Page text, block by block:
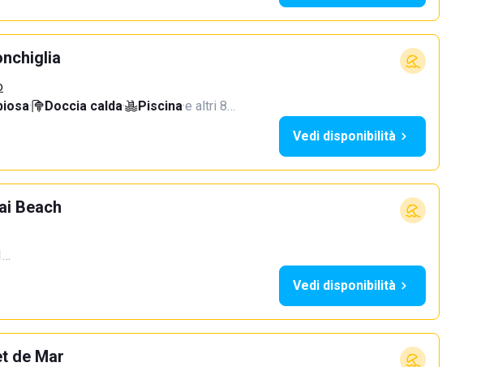
· Doccia calda· Piscina·e altri 8…
Vedi disponibilità
Beach
Vedi disponibilità
de Mar